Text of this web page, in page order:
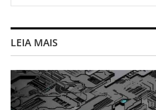
LEIA MAIS